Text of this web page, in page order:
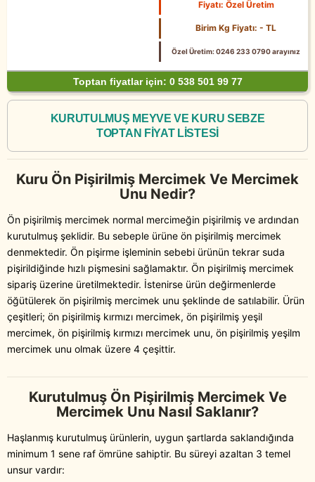
Fiyatı: Özel Üretim
Birim Kg Fiyatı: - TL
Özel Üretim: 0246 233 0790 arayınız
Toptan fiyatlar için: 0 538 501 99 77
KURUTULMUŞ MEYVE VE KURU SEBZE
TOPTAN FİYAT LİSTESİ
Kuru Ön Pişirilmiş Mercimek Ve Mercimek
Unu Nedir?
Ön pişirilmiş mercimek normal mercimeğin pişirilmiş ve ardından
kurutulmuş şeklidir. Bu sebeple ürüne ön pişirilmiş mercimek
denmektedir. Ön pişirme işleminin sebebi ürünün tekrar suda
pişirildiğinde hızlı pişmesini sağlamaktır. Ön pişirilmiş mercimek
sipariş üzerine üretilmektedir. İstenirse ürün değirmenlerde
öğütülerek ön pişirilmiş mercimek unu şeklinde de satılabilir. Ürün
çeşitleri; ön pişirilmiş kırmızı mercimek, ön pişirilmiş yeşil
mercimek, ön pişirilmiş kırmızı mercimek unu, ön pişirilmiş yeşilm
mercimek unu olmak üzere 4 çeşittir.
Kurutulmuş Ön Pişirilmiş Mercimek Ve
Mercimek Unu Nasıl Saklanır?
Haşlanmış kurutulmuş ürünlerin, uygun şartlarda saklandığında
minimum 1 sene raf ömrüne sahiptir. Bu süreyi azaltan 3 temel
unsur vardır: